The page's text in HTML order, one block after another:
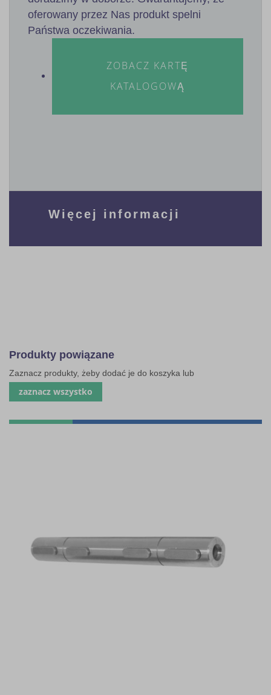
oferowany przez Nas produkt spelni
Państwa oczekiwania.
ZOBACZ KARTĘ
KATALOGOWĄ
Więcej informacji
Produkty powiązane
Zaznacz produkty, żeby dodać je do koszyka lub
zaznacz wszystko